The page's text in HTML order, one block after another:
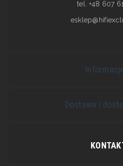
tel. +48 607
Dostawa i